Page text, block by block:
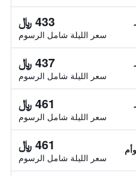
433 ﷼
سعر الليلة شامل الرسوم
437 ﷼
سعر الليلة شامل الرسوم
461 ﷼
سعر الليلة شامل الرسوم
461 ﷼
سعر الليلة شامل الرسوم